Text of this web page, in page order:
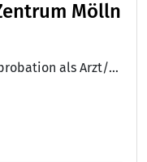
Mölln
Qualifikationen: QMS-REHA®, Approbation als Arzt/Ärztin, Zusatz-Weiterbildung: Ernährungsmedizin, Facharzt/Fachärztin für Innere Medizin und Gastroenterologie